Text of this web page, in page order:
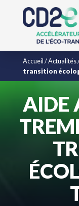
Accueil/Actualités
transition
AIDE